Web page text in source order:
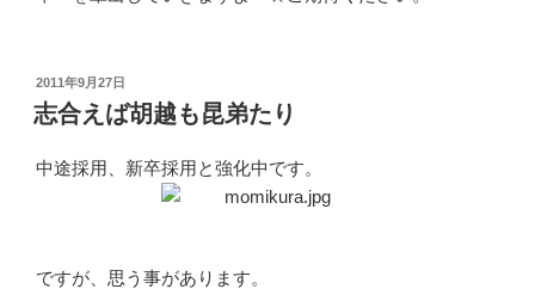
投
稿
日:
2011年9月27日
志合えば胡越も昆弟たり
中途採用、新卒採用と強化中です。
ですが、思う事があります。